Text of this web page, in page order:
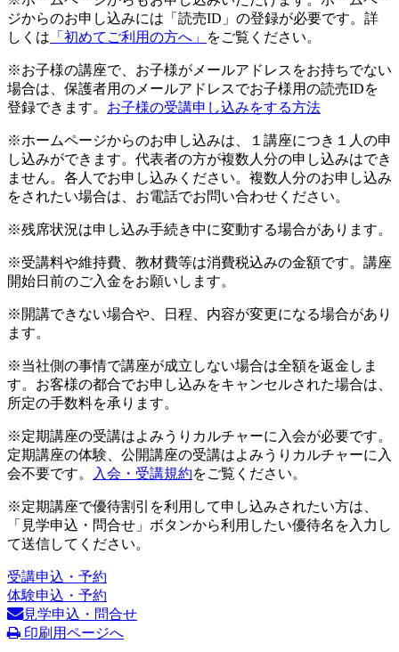
ジからのお申し込みには「読売ID」の登録が必要です。詳
しくは 「初めてご利用の方へ」 をご覧ください。
※お子様の講座で、お子様がメールアドレスをお持ちでない
場合は、保護者用のメールアドレスでお子様用の読売IDを
登録できます。 お子様の受講申し込みをする方法
※ホームページからのお申し込みは、１講座につき１人の申
し込みができます。代表者の方が複数人分の申し込みはでき
ません。各人でお申し込みください。複数人分のお申し込み
をされたい場合は、お電話でお問い合わせください。
※残席状況は申し込み手続き中に変動する場合があります。
※受講料や維持費、教材費等は消費税込みの金額です。講座
開始日前のご入金をお願いします。
※開講できない場合や、日程、内容が変更になる場合があり
ます。
※当社側の事情で講座が成立しない場合は全額を返金しま
す。お客様の都合でお申し込みをキャンセルされた場合は、
所定の手数料を承ります。
※定期講座の受講はよみうりカルチャーに入会が必要です。
定期講座の体験、公開講座の受講はよみうりカルチャーに入
会不要です。
入会・受講規約をご覧ください。
※定期講座で優待割引を利用して申し込みされたい方は、
「見学申込・問合せ」ボタンから利用したい優待名を入力し
て送信してください。
受講申込・予約
体験申込・予約
見学申込・問合せ
印刷用ページへ